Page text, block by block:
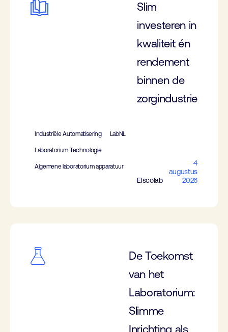
Slim
investeren in
kwaliteit én
rendement
binnen de
zorgindustrie
Industriële Automatisering LabNL
Laboratorium Technologie
Algemene laboratorium apparatuur
Elscolab
4
augustus
2026
De Toekomst
van het
Laboratorium:
Slimme
Inrichting als